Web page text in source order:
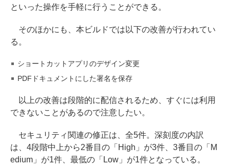
といった操作を手軽に行うことができる。
そのほかにも、本ビルドでは以下の改善が行われてい
る。
ショートカットアプリのデザイン変更
PDFドキュメントにした署名を保存
以上の改善は段階的に配信されるため、すぐには利用
できないことがあるので注意したい。
セキュリティ関連の修正は、全5件。深刻度の内訳
は、4段階中上から2番目の「High」が3件、3番目の「M
edium」が1件、最低の「Low」が1件となっている。